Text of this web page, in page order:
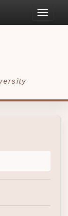
Toggle